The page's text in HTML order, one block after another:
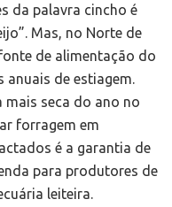
da palavra cincho é
Mas, no Norte de
de alimentação do
de estiagem.
mais seca do ano no
forragem em
é a garantia de
para produtores de
leiteira.